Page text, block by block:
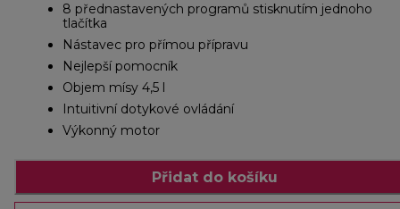
8 přednastavených programů stisknutím jednoho
tlačítka
Nástavec pro přímou přípravu
Nejlepší pomocník
Objem mísy 4,5 l
Intuitivní dotykové ovládání
Výkonný motor
Přidat do košíku